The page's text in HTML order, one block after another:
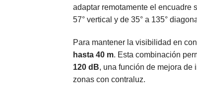
adaptar remotamente el encuadre
57° vertical y de 35° a 135°
Para mantener la visibilidad en
hasta 40 m. Esta combinación
120 dB, una función de mejora de
zonas con contraluz.